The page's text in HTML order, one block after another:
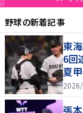
野球の新着記事
東
6回
夏甲